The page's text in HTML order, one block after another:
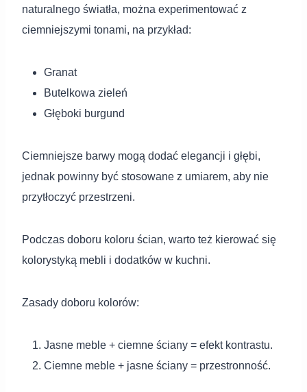
naturalnego światła, można experimentować z
ciemniejszymi tonami, na przykład:
Granat
Butelkowa zieleń
Głęboki burgund
Ciemniejsze barwy mogą dodać elegancji i głębi,
jednak powinny być stosowane z umiarem, aby nie
przytłoczyć przestrzeni.
Podczas doboru koloru ścian, warto też kierować się
kolorystyką mebli i dodatków w kuchni.
Zasady doboru kolorów:
Jasne meble + ciemne ściany = efekt kontrastu.
Ciemne meble + jasne ściany = przestronność.